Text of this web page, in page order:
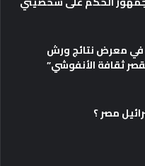
في معرض نتائج ورش
ثقافة الأنفوشي”
مصر ؟